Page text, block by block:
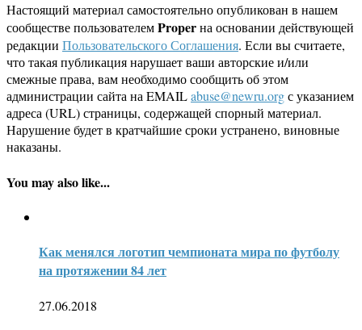
Настоящий материал самостоятельно опубликован в нашем
сообществе пользователемProperна основании действующей
редакции Пользовательского Соглашения. Если вы считаете,
что такая публикация нарушает ваши авторские и/или
смежные права, вам необходимо сообщить об этом
администрации сайта на EMAILabuse@newru.orgс указанием
адреса (URL) страницы, содержащей спорный материал.
Нарушение будет в кратчайшие сроки устранено, виновные
наказаны.
You may also like...
Как менялся логотип чемпионата мира по футболу
на протяжении 84 лет
27.06.2018